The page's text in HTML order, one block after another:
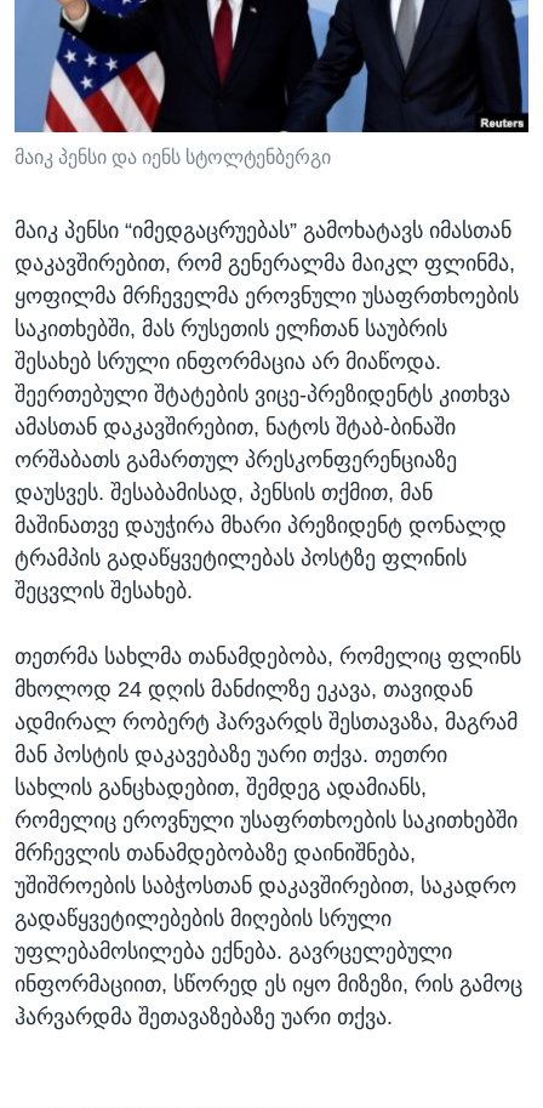
ᲡᲢᲣᲓᲘᲐ ᲕᲐᲨᲘᲜᲒᲢᲝᲜᲘ
ᲔᲙᲝᲜᲝᲛᲘᲙᲐ
ᲯᲐᲜᲛᲠᲗᲔᲚᲝᲑᲐ
ᲛᲔᲪᲜᲘᲔᲠᲔᲑᲐ
ᲘᲜᲢᲔᲠᲕᲘᲣ
ᲒᲐᲚᲘᲚᲔᲝ
ᲓᲔᲖᲘᲜᲤᲝᲠᲛᲐᲪᲘᲐ
Learning English
ᲗᲕᲐᲚᲘ ᲒᲕᲐᲓᲔᲕᲜᲔᲗ
ენები
მაიკ პენსი და იენს სტოლტენბერგი
მაიკ პენსი “იმედგაცრუებას” გამოხატავს იმასთან
დაკავშირებით, რომ გენერალმა მაიკლ ფლინმა,
ყოფილმა მრჩეველმა ეროვნული უსაფრთხოების
საკითხებში, მას რუსეთის ელჩთან საუბრის
შესახებ სრული ინფორმაცია არ მიაწოდა.
შეერთებული შტატების ვიცე-პრეზიდენტს კითხვა
ამასთან დაკავშირებით, ნატოს შტაბ-ბინაში
ორშაბათს გამართულ პრესკონფერენციაზე
დაუსვეს. შესაბამისად, პენსის თქმით, მან
მაშინათვე დაუჭირა მხარი პრეზიდენტ დონალდ
ტრამპის გადაწყვეტილებას პოსტზე ფლინის
შეცვლის შესახებ.
თეთრმა სახლმა თანამდებობა, რომელიც ფლინს
მხოლოდ 24 დღის მანძილზე ეკავა, თავიდან
ადმირალ რობერტ ჰარვარდს შესთავაზა, მაგრამ
მან პოსტის დაკავებაზე უარი თქვა. თეთრი
სახლის განცხადებით, შემდეგ ადამიანს,
რომელიც ეროვნული უსაფრთხოების საკითხებში
მრჩევლის თანამდებობაზე დაინიშნება,
უშიშროების საბჭოსთან დაკავშირებით, საკადრო
გადაწყვეტილებების მიღების სრული
უფლებამოსილება ექნება. გავრცელებული
ინფორმაციით, სწორედ ეს იყო მიზეზი, რის გამოც
ჰარვარდმა შეთავაზებაზე უარი თქვა.